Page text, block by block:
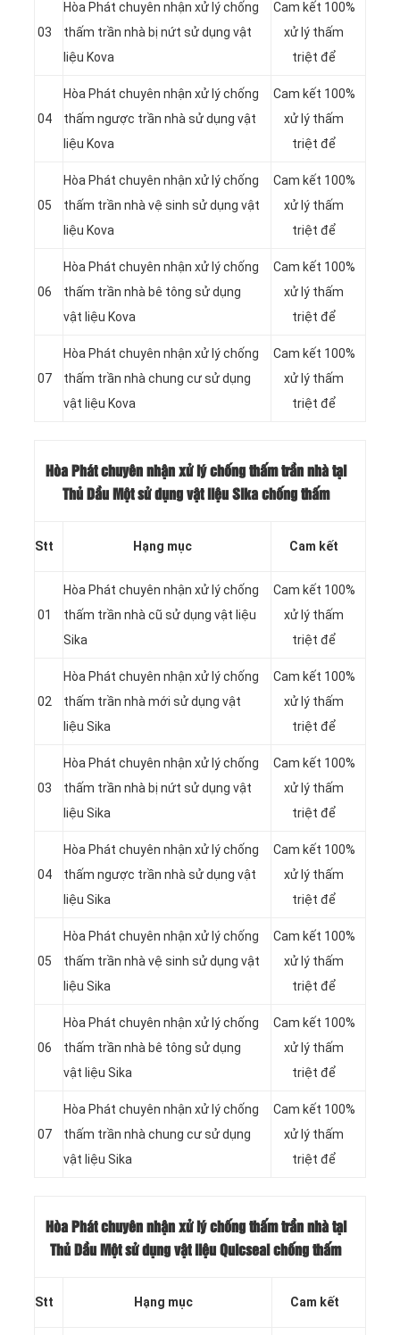
03
Hòa Phát chuyên nhận xử lý chống
thấm trần nhà bị nứt sử dụng vật
liệu Kova
Cam kết 100%
xử lý thấm
triệt để
04
Hòa Phát chuyên nhận xử lý chống
thấm ngược trần nhà sử dụng vật
liệu Kova
Cam kết 100%
xử lý thấm
triệt để
05
Hòa Phát chuyên nhận xử lý chống
thấm trần nhà vệ sinh sử dụng vật
liệu Kova
Cam kết 100%
xử lý thấm
triệt để
06
Hòa Phát chuyên nhận xử lý chống
thấm trần nhà bê tông sử dụng
vật liệu Kova
Cam kết 100%
xử lý thấm
triệt để
07
Hòa Phát chuyên nhận xử lý chống
thấm trần nhà chung cư sử dụng
vật liệu Kova
Cam kết 100%
xử lý thấm
triệt để
Hòa Phát chuyên nhận xử lý chống thấm trần nhà tại
Thủ Dầu Một sử dụng vật liệu Sika chống thấm
Stt Hạng mục Cam kết
01
Hòa Phát chuyên nhận xử lý chống
thấm trần nhà cũ sử dụng vật liệu
Sika
Cam kết 100%
xử lý thấm
triệt để
02
Hòa Phát chuyên nhận xử lý chống
thấm trần nhà mới sử dụng vật
liệu Sika
Cam kết 100%
xử lý thấm
triệt để
03
Hòa Phát chuyên nhận xử lý chống
thấm trần nhà bị nứt sử dụng vật
liệu Sika
Cam kết 100%
xử lý thấm
triệt để
04
Hòa Phát chuyên nhận xử lý chống
thấm ngược trần nhà sử dụng vật
liệu Sika
Cam kết 100%
xử lý thấm
triệt để
05
Hòa Phát chuyên nhận xử lý chống
thấm trần nhà vệ sinh sử dụng vật
liệu Sika
Cam kết 100%
xử lý thấm
triệt để
06
Hòa Phát chuyên nhận xử lý chống
thấm trần nhà bê tông sử dụng
vật liệu Sika
Cam kết 100%
xử lý thấm
triệt để
07
Hòa Phát chuyên nhận xử lý chống
thấm trần nhà chung cư sử dụng
vật liệu Sika
Cam kết 100%
xử lý thấm
triệt để
Hòa Phát chuyên nhận xử lý chống thấm trần nhà tại
Thủ Dầu Một sử dụng vật liệu Quicseal chống thấm
Stt Hạng mục Cam kết